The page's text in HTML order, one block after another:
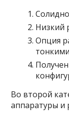
Низкий
Опция
Во второй
аппаратуры и